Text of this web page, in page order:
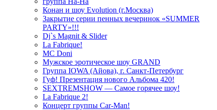
Конан и шоу Evolution (г.Москва)
Закрытие серии пенных вечеринок «SUMMER
PARTY»!!!
Dj`s Magnit & Slider
La Fabrique!
MC Doni
Мужское эротическое шоу GRAND
Группа IOWA (Айова), г. Санкт-Петербург
Гуф! Презентация нового Альбома 420!
SEXTREMSHOW — Самое горячее шоу!
La Fabrique 2!
Концерт группы Car-Man!